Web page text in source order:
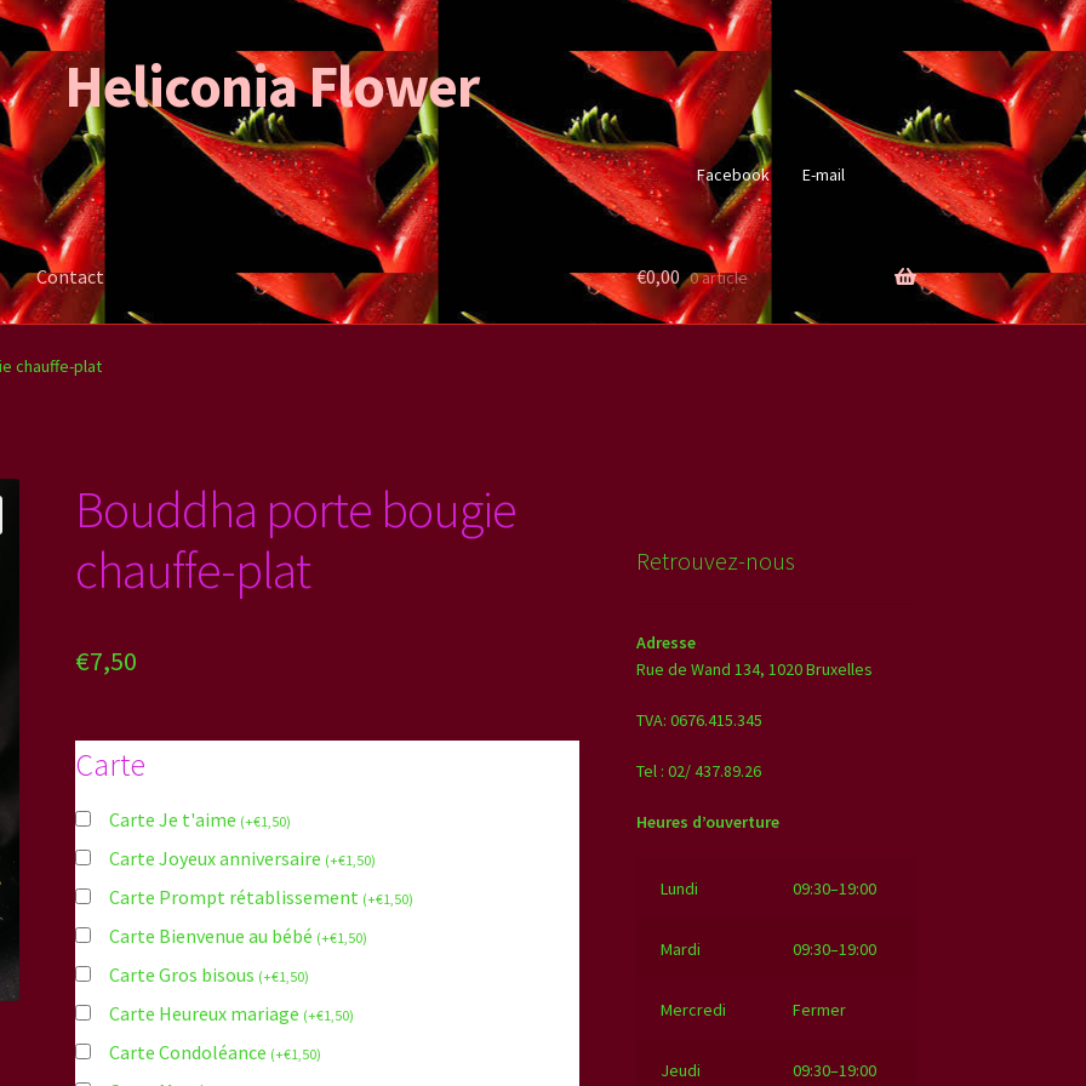
Heliconia Flower
Facebook E-mail
Contact
de la commande
€0,00 0 article
chauffe-plat
Bouddha porte bougie
chauffe-plat
€7,50
Carte
Carte Je t'aime (+€1,50)
Carte Joyeux anniversaire (+€1,50)
Carte Prompt rétablissement (+€1,50)
Carte Bienvenue au bébé (+€1,50)
Carte Gros bisous (+€1,50)
Carte Heureux mariage (+€1,50)
Carte Condoléance (+€1,50)
Retrouvez-nous
Adresse
Rue de Wand 134, 1020 Bruxelles
TVA: 0676.415.345
Tel : 02/ 437.89.26
Heures d’ouverture
Lundi 09:30–19:00
Mardi 09:30–19:00
Mercredi Fermer
Jeudi 09:30–19:00